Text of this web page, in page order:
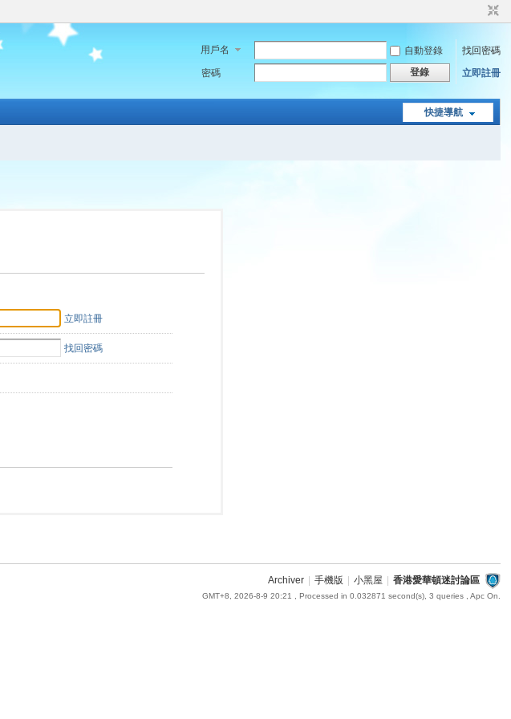
用戶名 自動登錄
找回密碼
密碼
登錄 立即註冊
快捷導航
立即註冊
找回密碼
Archiver 手機版 小黑屋 香港愛華頓迷討論區
GMT+8, 2026-8-9 20:21 , Processed in 0.032871 second(s), 3 queries , Apc On.